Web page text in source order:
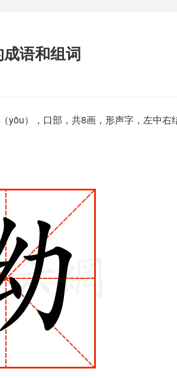
语和组词
yōu），口部，共8画，形声字，左中右